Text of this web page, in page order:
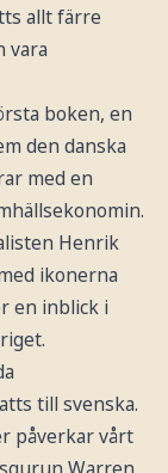
allt färre
vara
boken, en
den danska
med en
Henrik
ikonerna
en inblick i
till svenska.
påverkar vårt